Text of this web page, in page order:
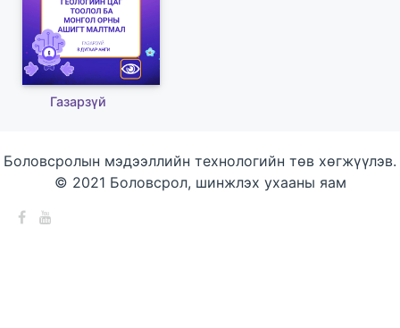
Газарзүй
Боловсролын мэдээллийн технологийн төв хөгжүүлэв.
© 2021 Боловсрол, шинжлэх ухааны яам